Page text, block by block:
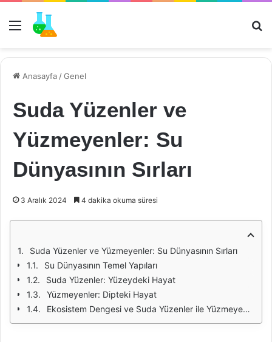
Menü
Anasayfa /Genel
Suda Yüzenler ve
Yüzmeyenler: Su
Dünyasının Sırları
3 Aralık 2024 4 dakika okuma süresi
Suda Yüzenler ve Yüzmeyenler: Su Dünyasının Sırları
Su Dünyasının Temel Yapıları
Suda Yüzenler: Yüzeydeki Hayat
Yüzmeyenler: Dipteki Hayat
Ekosistem Dengesi ve Suda Yüzenler ile Yüzmeyenlerin Rolü